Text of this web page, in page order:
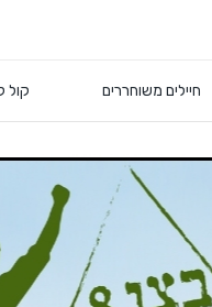
חיילים משוחררים קול